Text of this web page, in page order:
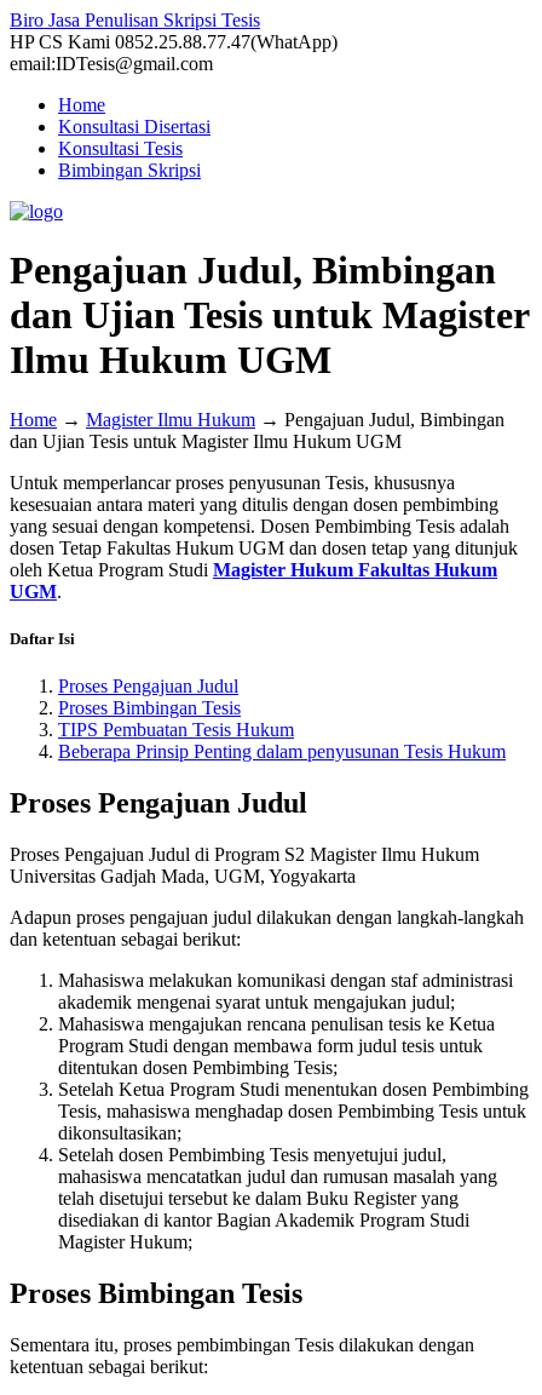
Biro Jasa Penulisan Skripsi Tesis
HP CS Kami 0852.25.88.77.47(WhatApp)
email:IDTesis@gmail.com
Home
Konsultasi Disertasi
Konsultasi Tesis
Bimbingan Skripsi
Pengajuan Judul, Bimbingan
dan Ujian Tesis untuk Magister
Ilmu Hukum UGM
Home → Magister Ilmu Hukum → Pengajuan Judul, Bimbingan
dan Ujian Tesis untuk Magister Ilmu Hukum UGM
Untuk memperlancar proses penyusunan Tesis, khususnya
kesesuaian antara materi yang ditulis dengan dosen pembimbing
yang sesuai dengan kompetensi. Dosen Pembimbing Tesis adalah
dosen Tetap Fakultas Hukum UGM dan dosen tetap yang ditunjuk
oleh Ketua Program Studi Magister Hukum Fakultas Hukum
UGM.
Daftar Isi
Proses Pengajuan Judul
Proses Bimbingan Tesis
TIPS Pembuatan Tesis Hukum
Beberapa Prinsip Penting dalam penyusunan Tesis Hukum
Proses Pengajuan Judul
Proses Pengajuan Judul di Program S2 Magister Ilmu Hukum
Universitas Gadjah Mada, UGM, Yogyakarta
Adapun proses pengajuan judul dilakukan dengan langkah-langkah
dan ketentuan sebagai berikut:
Mahasiswa melakukan komunikasi dengan staf administrasi
akademik mengenai syarat untuk mengajukan judul;
Mahasiswa mengajukan rencana penulisan tesis ke Ketua
Program Studi dengan membawa form judul tesis untuk
ditentukan dosen Pembimbing Tesis;
Setelah Ketua Program Studi menentukan dosen Pembimbing
Tesis, mahasiswa menghadap dosen Pembimbing Tesis untuk
dikonsultasikan;
Setelah dosen Pembimbing Tesis menyetujui judul,
mahasiswa mencatatkan judul dan rumusan masalah yang
telah disetujui tersebut ke dalam Buku Register yang
disediakan di kantor Bagian Akademik Program Studi
Magister Hukum;
Proses Bimbingan Tesis
Sementara itu, proses pembimbingan Tesis dilakukan dengan
ketentuan sebagai berikut: